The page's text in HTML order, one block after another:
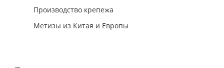
Производство крепежа
Метизы из Китая и Европы